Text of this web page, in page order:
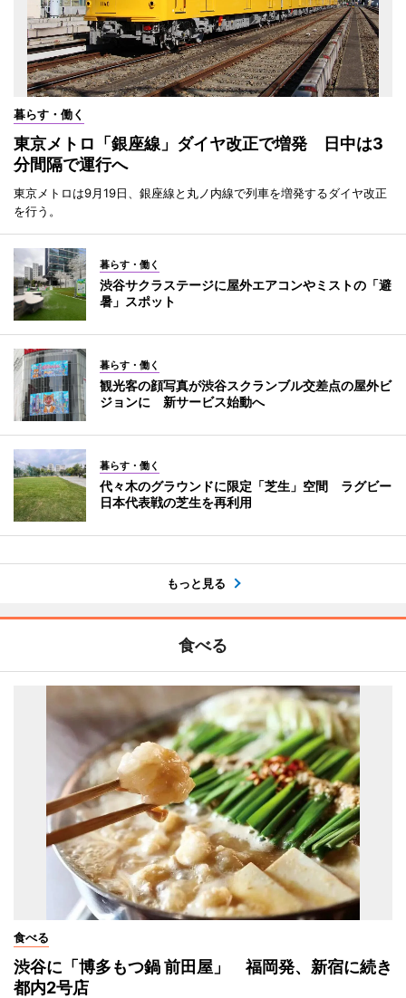
暮らす・働く
東京メトロ「銀座線」ダイヤ改正で増発 日中は3
分間隔で運行へ
東京メトロは9月19日、銀座線と丸ノ内線で列車を増発するダイヤ改正
を行う。
暮らす・働く
渋谷サクラステージに屋外エアコンやミストの「避
暑」スポット
暮らす・働く
観光客の顔写真が渋谷スクランブル交差点の屋外ビ
ジョンに 新サービス始動へ
暮らす・働く
代々木のグラウンドに限定「芝生」空間 ラグビー
日本代表戦の芝生を再利用
もっと見る
食べる
食べる
渋谷に「博多もつ鍋 前田屋」 福岡発、新宿に続き
都内2号店